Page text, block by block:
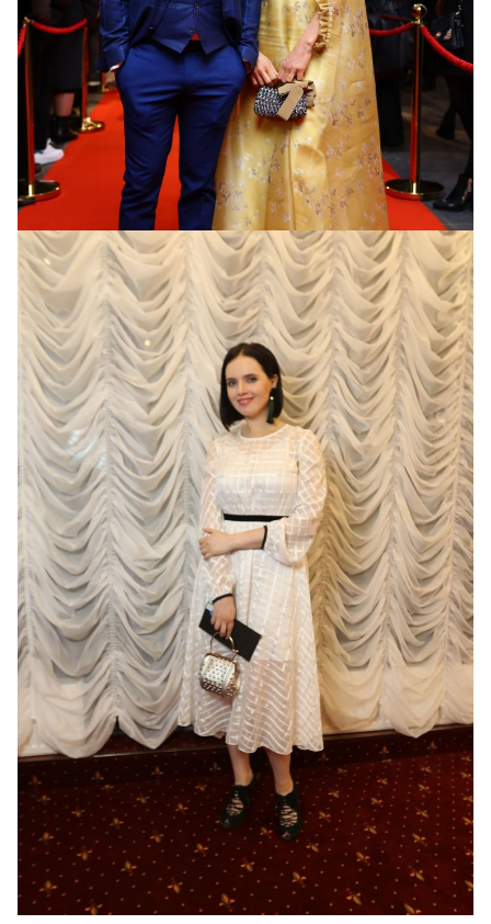
Валентина Хамайков платье от the Coat by
Katya Silchenko
Янина Соколовав Burba
Фото: Дмитрий Ларин, Лидия Тропман,
Вольдемар Горлушко
Следите за нашими новостями в соцсетях: Viva!
в Facebook и Vk.com